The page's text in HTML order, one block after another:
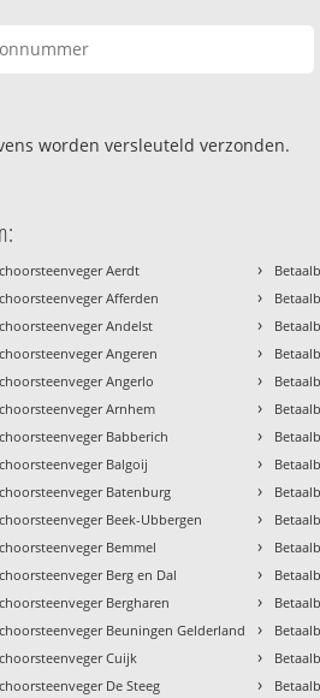
worden versleuteld verzonden.
Aerdt
Afferden
Andelst
Angeren
Angerlo
Arnhem
Babberich
Balgoij
Batenburg
Beek-Ubbergen
Bemmel
Berg en Dal
Bergharen
Beuningen Gelderland
Cuijk
De Steeg
›
›
›
›
›
›
›
›
›
›
›
›
›
›
›
›